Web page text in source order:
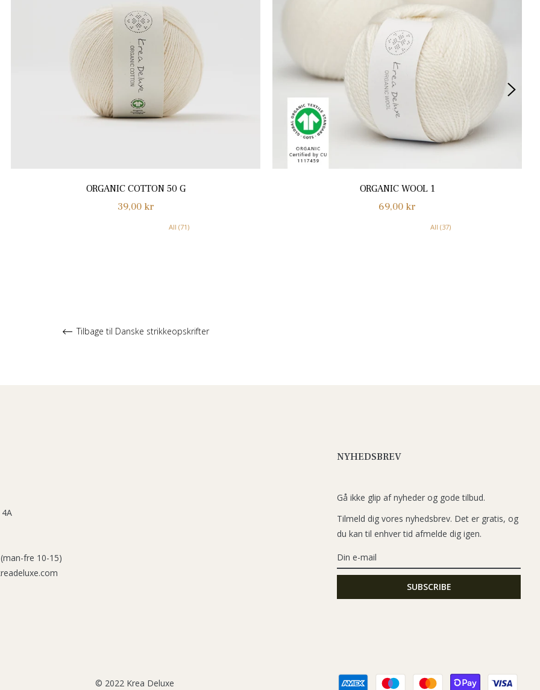
ORGANIC COTTON 50 G
Normalpris
39,00 kr
All (71)
ORGANIC WOOL 1
Normalpris
69,00 kr
All (37)
Tilbage til Danske strikkeopskrifter
fre 10-15)
NYHEDSBREV
Gå ikke glip af nyheder og gode tilbud.
Tilmeld dig vores nyhedsbrev. Det er gratis, og
du kan til enhver tid afmelde dig igen.
© 2022 Krea Deluxe